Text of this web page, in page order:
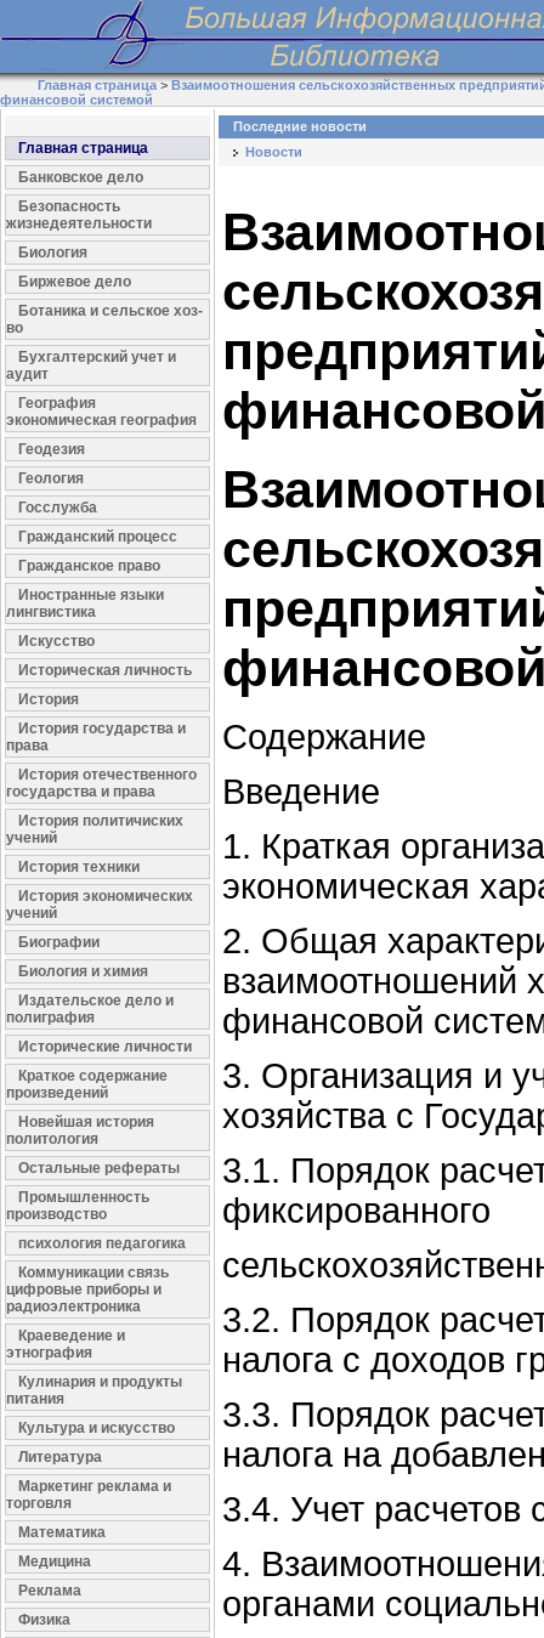
Главная страница>Взаимоотношения сельскохозяйственных
финансовой системой
Главная страница
Банковское дело
Безопасность
жизнедеятельности
Биология
Биржевое дело
Ботаника и сельское хоз-
во
Бухгалтерский учет и
аудит
География
экономическая география
Геодезия
Геология
Госслужба
Гражданский процесс
Гражданское право
Иностранные языки
лингвистика
Искусство
Историческая личность
История
История государства и
права
История отечественного
государства и права
История политичиских
учений
История техники
История экономических
учений
Биографии
Биология и химия
Издательское дело и
полиграфия
Исторические личности
Краткое содержание
произведений
Новейшая история
политология
Остальные рефераты
Промышленность
производство
психология педагогика
Коммуникации связь
цифровые приборы и
радиоэлектроника
Краеведение и
этнография
Кулинария и продукты
питания
Культура и искусство
Литература
Маркетинг реклама и
торговля
Математика
Медицина
Реклама
Физика
Последние новости
Новости
Содержание
Введение
1. Краткая
экономическая
2. Общая
взаимоотношений
финансовой
3. Организация и
хозяйства с
3.1. Порядок
фиксированного
3.2. Порядок
налога с доходов
3.3. Порядок
налога на
3.4. Учет
4.
органами